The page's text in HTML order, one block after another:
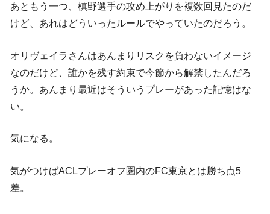
あともう一つ、槙野選手の攻め上がりを複数回見たのだ
けど、あれはどういったルールでやっていたのだろう。
オリヴェイラさんはあんまりリスクを負わないイメージ
なのだけど、誰かを残す約束で今節から解禁したんだろ
うか。あんまり最近はそういうプレーがあった記憶はな
い。
気になる。
気がつけばACLプレーオフ圏内のFC東京とは勝ち点5
差。